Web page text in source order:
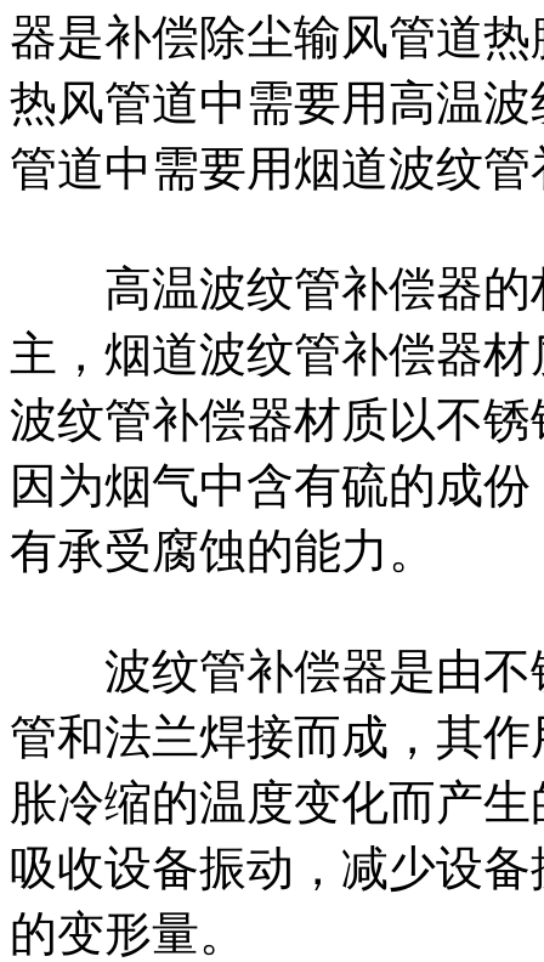
器是补偿除尘输风管道
热风管道中需要用高温
管道中需要用烟道波纹
高温波纹管补偿器的
主，烟道波纹管补偿器
波纹管补偿器材质以不
因为烟气中含有硫的成
有承受腐蚀的能力。
波纹管补偿器是由不
管和法兰焊接而成，其
胀冷缩的温度变化而产
吸收设备振动，减少设
的变形量。